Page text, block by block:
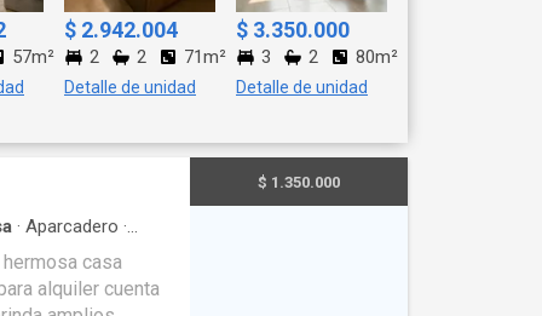
57m²
$ 2.942.004
2 2 71m²
Detalle de unidad
$ 3.350.000
3 2 80m²
Detalle de unidad
· Aparcadero ·
casa
alquiler cuenta
$ 1.350.000